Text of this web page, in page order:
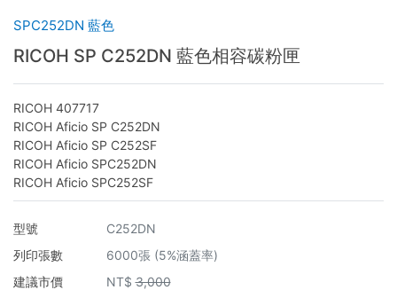
SPC252DN 藍色
RICOH SP C252DN 藍色相容碳粉匣
RICOH 407717
RICOH Aficio SP C252DN
RICOH Aficio SP C252SF
RICOH Aficio SPC252DN
RICOH Aficio SPC252SF
型號
C252DN
列印張數
6000張 (5%涵蓋率)
建議市價
NT$ 3,000